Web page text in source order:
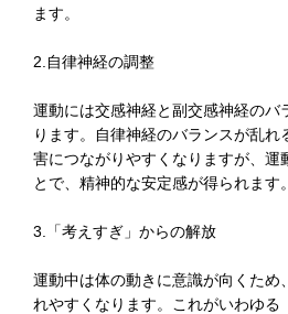
ます。
2.自律神経の調整
運動には交感神経と副交感神経のバ
ります。自律神経のバランスが乱
害につながりやすくなりますが、運
とで、精神的な安定感が得られます。
3.「考えすぎ」からの解放
運動中は体の動きに意識が向くため
れやすくなります。これがいわゆる